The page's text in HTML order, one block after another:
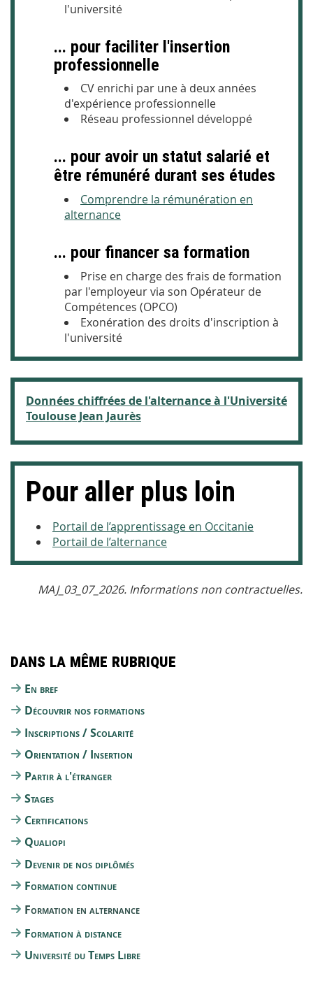
l'université
... pour faciliter l'insertion
professionnelle
CV enrichi par une à deux années
d'expérience professionnelle
Réseau professionnel développé
... pour avoir un statut salarié et
être rémunéré durant ses études
Comprendre la rémunération en
alternance
... pour financer sa formation
Prise en charge des frais de formation
par l'employeur via son Opérateur de
Compétences (OPCO)
Exonération des droits d'inscription à
l'université
Données chiffrées de l'alternance à l'Université
Toulouse Jean Jaurès
Pour aller plus loin
Portail de l’apprentissage en Occitanie
Portail de l’alternance
MAJ_03_07_2026. Informations non contractuelles.
Dans la même rubrique
En bref
Découvrir nos formations
Inscriptions / Scolarité
Orientation / Insertion
Partir à l'étranger
Stages
Certifications
Qualiopi
Devenir de nos diplômés
Formation continue
Formation en alternance
Formation à distance
Université du Temps Libre